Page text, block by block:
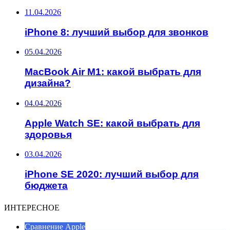
11.04.2026
iPhone 8: лучший выбор для звонков
05.04.2026
MacBook Air M1: какой выбрать для
дизайна?
04.04.2026
Apple Watch SE: какой выбрать для
здоровья
03.04.2026
iPhone SE 2020: лучший выбор для
бюджета
ИНТЕРЕСНОЕ
Сравнение Apple